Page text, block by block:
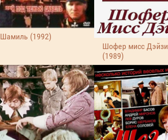
Шамиль (1992)
Шофер мисс Дэйзи
(1989)